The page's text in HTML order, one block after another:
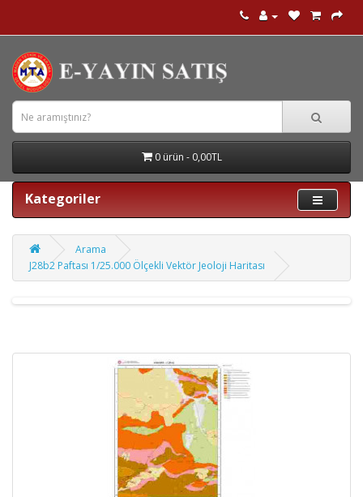
0 ürün - 0,00TL
Kategoriler
Arama
J28b2 Paftası 1/25.000 Ölçekli Vektör Jeoloji Haritası